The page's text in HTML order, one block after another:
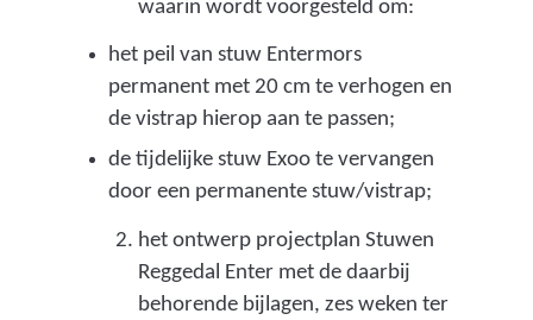
waarin wordt voorgesteld om:
het peil van stuw Entermors
permanent met 20 cm te verhogen en
de vistrap hierop aan te passen;
de tijdelijke stuw Exoo te vervangen
door een permanente stuw/vistrap;
het ontwerp projectplan Stuwen
Reggedal Enter met de daarbij
behorende bijlagen, zes weken ter